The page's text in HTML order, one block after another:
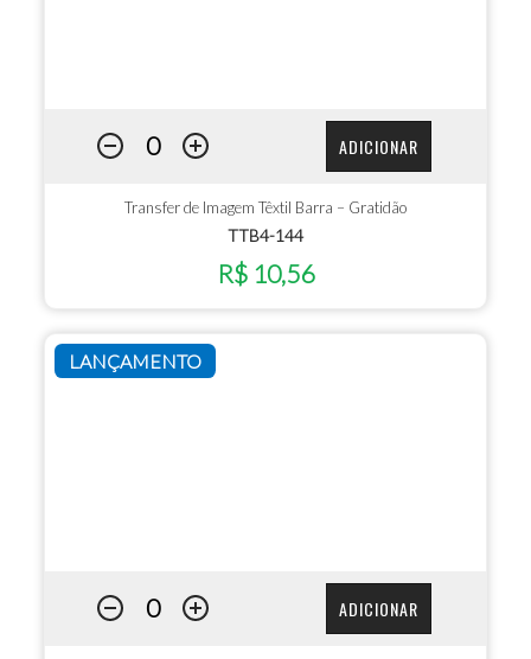
ADICIONAR
Transfer de Imagem Têxtil Barra – Gratidão
TTB4-144
R$ 10,56
LANÇAMENTO
ADICIONAR